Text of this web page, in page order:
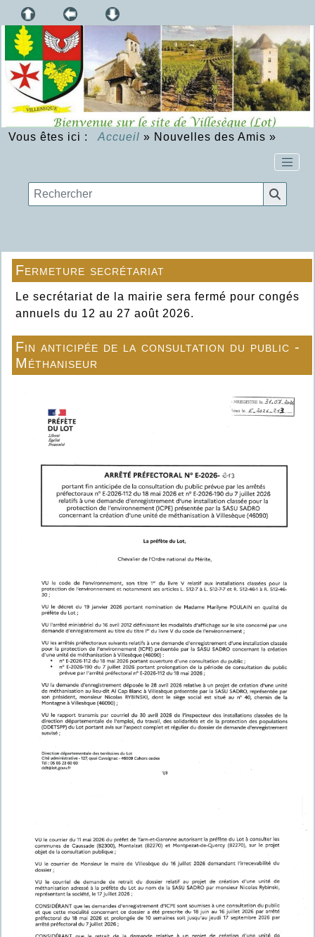
Vous êtes ici : Accueil » Nouvelles des Amis »
Fermeture secrétariat
Le secrétariat de la mairie sera fermé pour congés
annuels du 12 au 27 août 2026.
Fin anticipée de la consultation du public -
Méthaniseur